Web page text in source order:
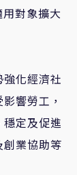
用對象擴大
化經濟社
響勞工，
定及促進
業協助等